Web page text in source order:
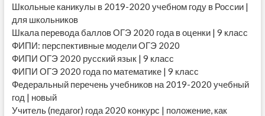
Школьные каникулы в 2019-2020 учебном году в России |
для школьников
Шкала перевода баллов ОГЭ 2020 года в оценки | 9 класс
ФИПИ: перспективные модели ОГЭ 2020
ФИПИ ОГЭ 2020 русский язык | 9 класс
ФИПИ ОГЭ 2020 года по математике | 9 класс
Федеральный перечень учебников на 2019-2020 учебный
год | новый
Учитель (педагог) года 2020 конкурс | положение, как